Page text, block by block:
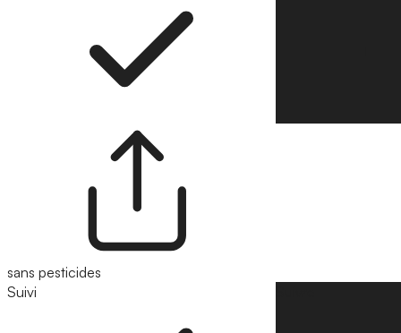
sans pesticides
Suivi